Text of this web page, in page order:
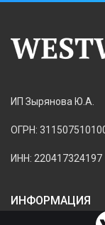
ИП Зырянова Ю.А.
ОГРН:
ИНН: 220417324197
ИНФОРМАЦИЯ